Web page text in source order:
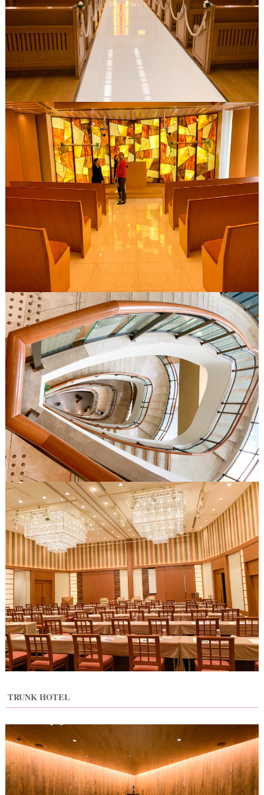
TRUNK HOTEL